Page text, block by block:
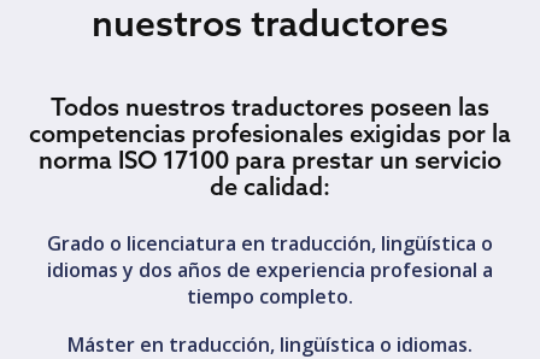
nuestros traductores
Todos nuestros traductores poseen las
competencias profesionales exigidas por la
norma ISO 17100 para prestar un servicio
de calidad:
Grado o licenciatura en traducción, lingüística o
idiomas y dos años de experiencia profesional a
tiempo completo.
Máster en traducción, lingüística o idiomas.